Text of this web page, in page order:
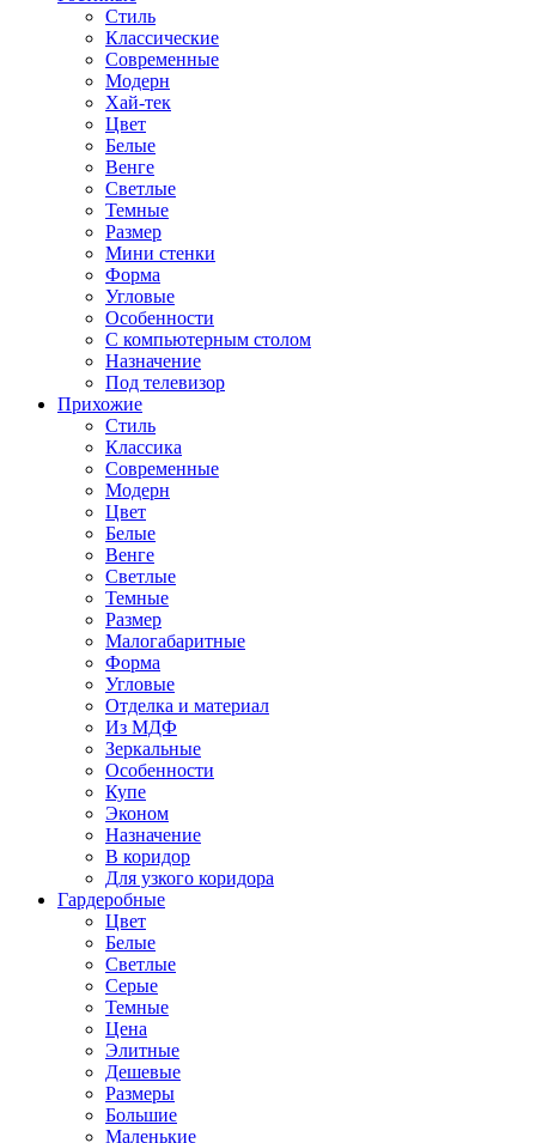
Стиль
Классические
Современные
Модерн
Хай-тек
Цвет
Белые
Венге
Светлые
Темные
Размер
Мини стенки
Форма
Угловые
Особенности
С компьютерным столом
Назначение
Под телевизор
Прихожие
Стиль
Классика
Современные
Модерн
Цвет
Белые
Венге
Светлые
Темные
Размер
Малогабаритные
Форма
Угловые
Отделка и материал
Из МДФ
Зеркальные
Особенности
Купе
Эконом
Назначение
В коридор
Для узкого коридора
Гардеробные
Цвет
Белые
Светлые
Серые
Темные
Цена
Элитные
Дешевые
Размеры
Большие
Маленькие